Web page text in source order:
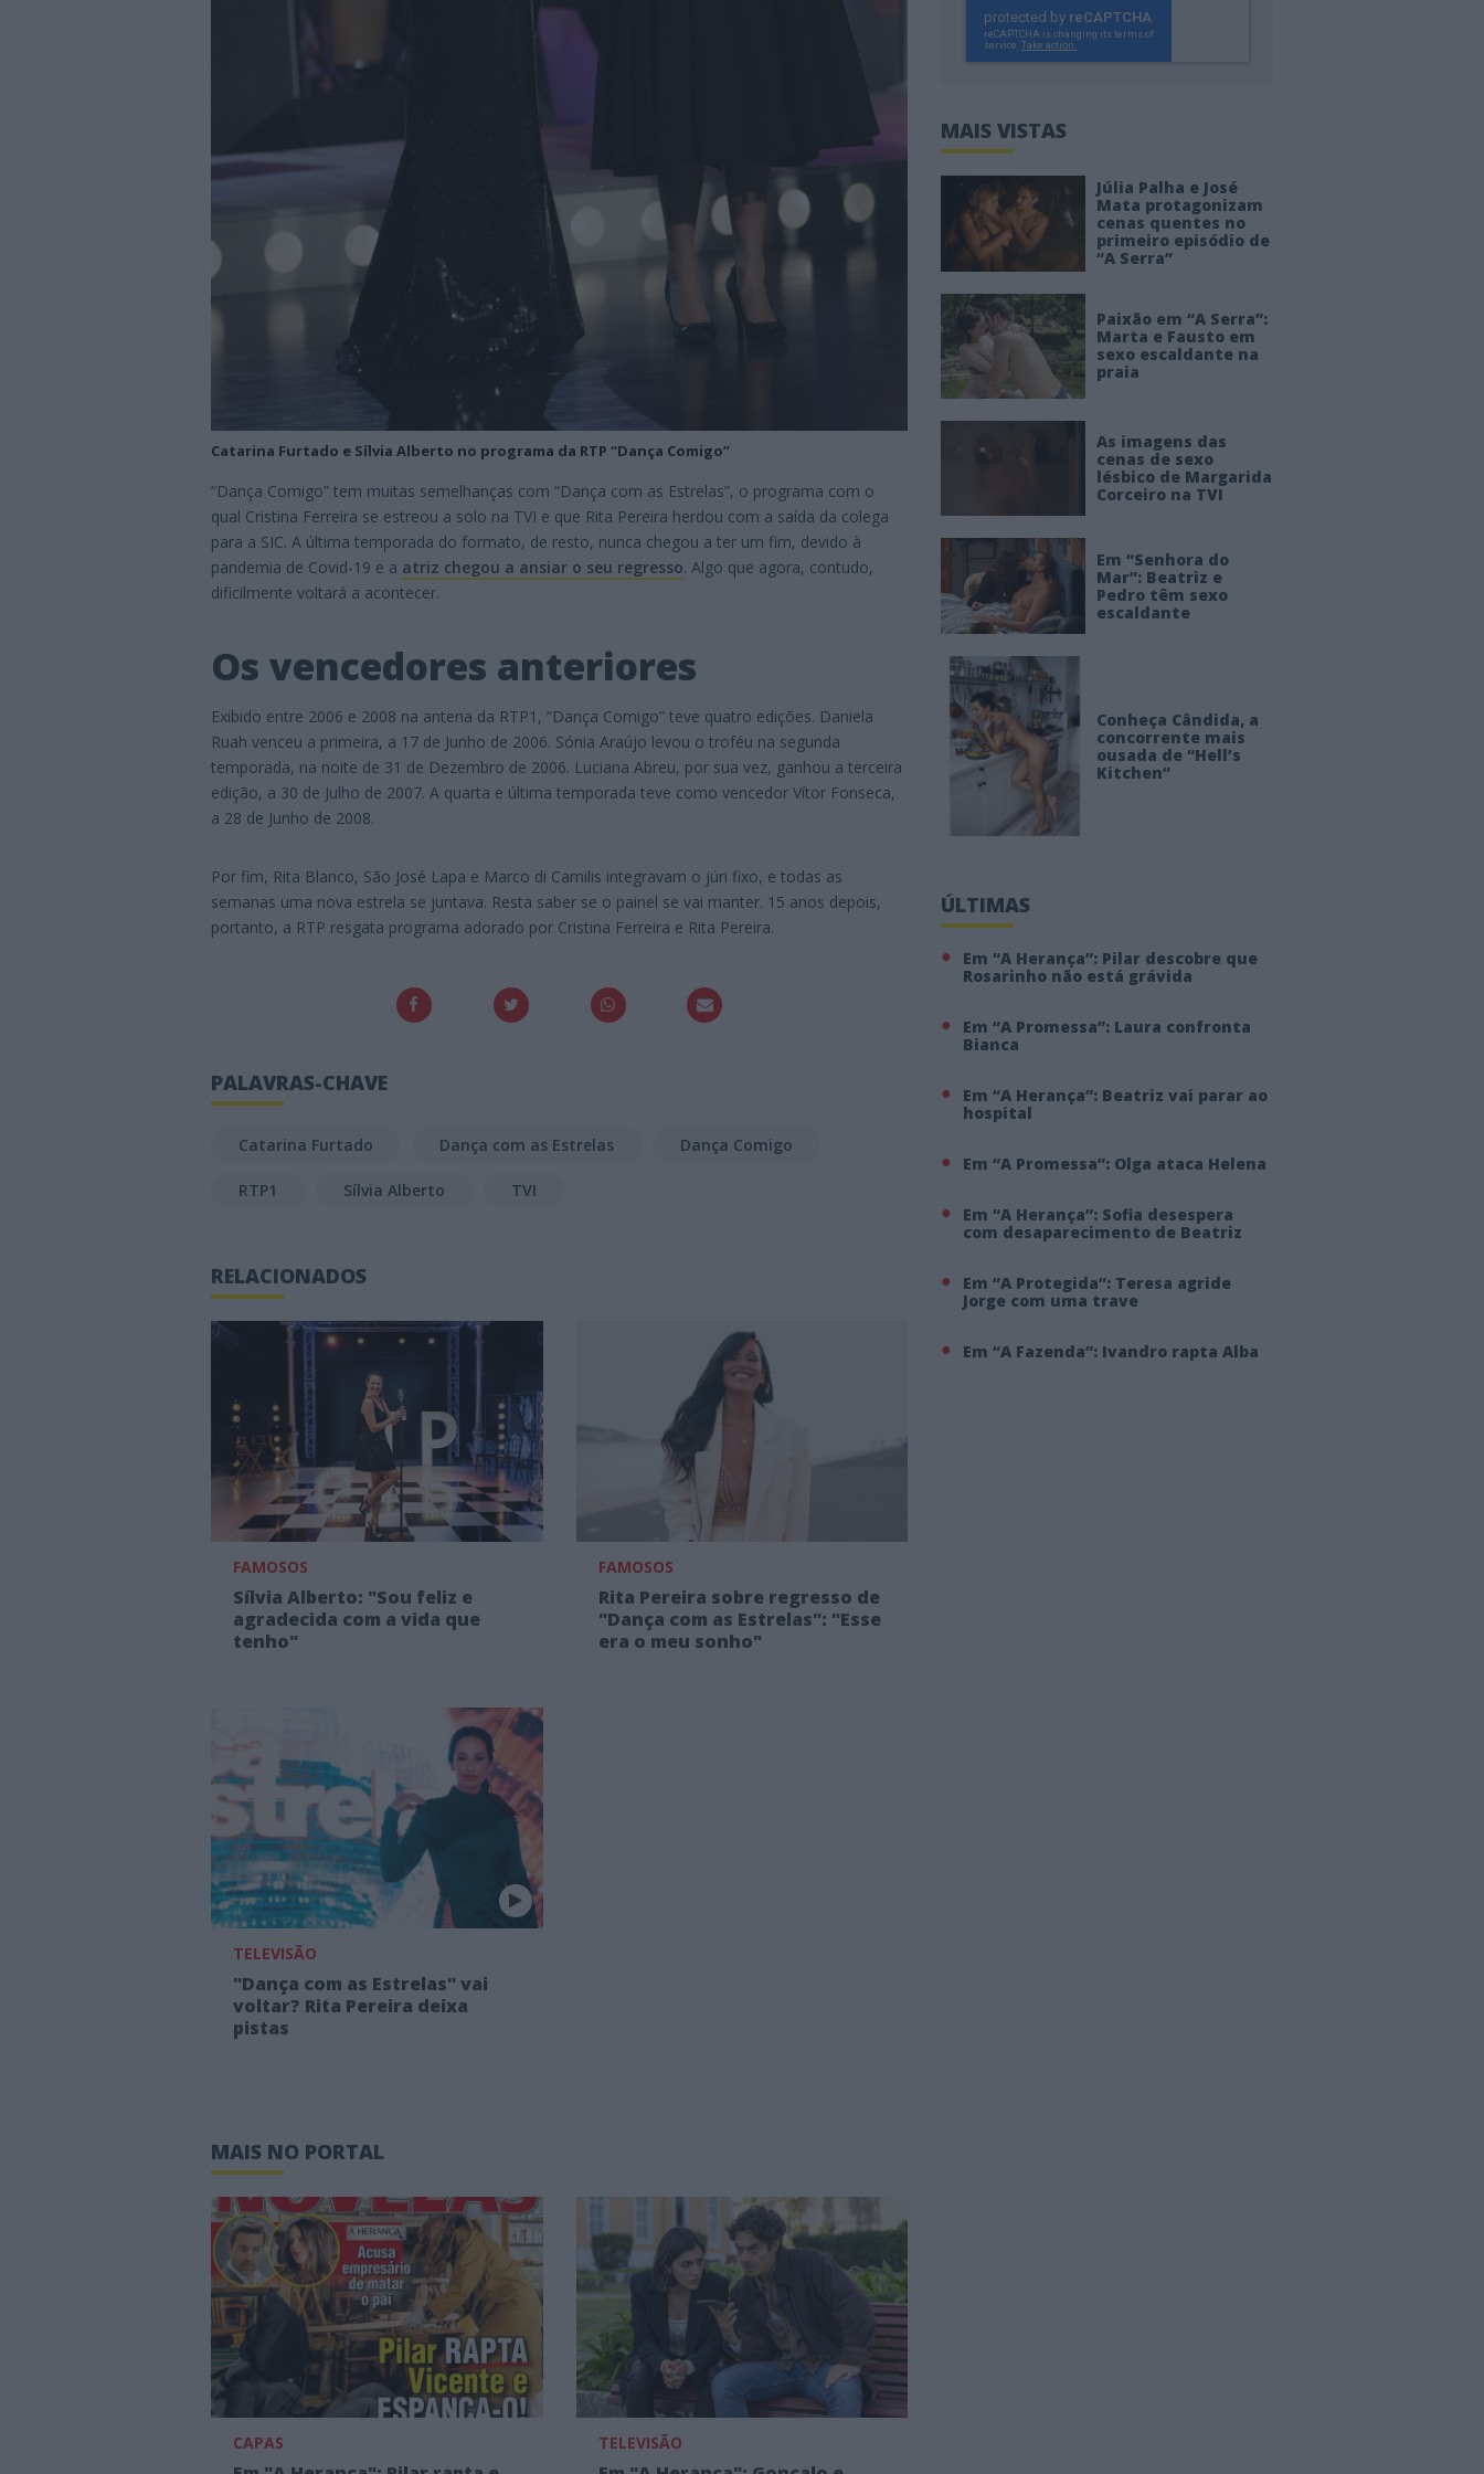
Catarina Furtado e Sílvia Alberto no programa da RTP “Dança Comigo”
“Dança Comigo” tem muitas semelhanças com “Dança com as Estrelas”, o programa com o
qual Cristina Ferreira se estreou a solo na TVI e que Rita Pereira herdou com a saída da colega
para a SIC. A última temporada do formato, de resto, nunca chegou a ter um fim, devido à
pandemia de Covid-19 e a atriz chegou a ansiar o seu regresso. Algo que agora, contudo,
dificilmente voltará a acontecer.
Os vencedores anteriores
Exibido entre 2006 e 2008 na antena da RTP1, “Dança Comigo” teve quatro edições. Daniela
Ruah venceu a primeira, a 17 de Junho de 2006. Sónia Araújo levou o troféu na segunda
temporada, na noite de 31 de Dezembro de 2006. Luciana Abreu, por sua vez, ganhou a terceira
edição, a 30 de Julho de 2007. A quarta e última temporada teve como vencedor Vítor Fonseca,
a 28 de Junho de 2008.
Por fim, Rita Blanco, São José Lapa e Marco di Camilis integravam o júri fixo, e todas as
semanas uma nova estrela se juntava. Resta saber se o painel se vai manter. 15 anos depois,
portanto, a RTP resgata programa adorado por Cristina Ferreira e Rita Pereira.
PALAVRAS-CHAVE
Catarina Furtado Dança com as Estrelas Dança Comigo
RTP1 Sílvia Alberto TVI
RELACIONADOS
FAMOSOS
Sílvia Alberto: "Sou feliz e
agradecida com a vida que
tenho"
FAMOSOS
Rita Pereira sobre regresso de
"Dança com as Estrelas": "Esse
era o meu sonho"
TELEVISÃO
"Dança com as Estrelas" vai
voltar? Rita Pereira deixa
pistas
MAIS NO PORTAL
CAPAS TELEVISÃO
MAIS VISTAS
Júlia Palha e José
Mata protagonizam
cenas quentes no
primeiro episódio de
“A Serra”
Paixão em “A Serra”:
Marta e Fausto em
sexo escaldante na
praia
As imagens das
cenas de sexo
lésbico de Margarida
Corceiro na TVI
Em “Senhora do
Mar”: Beatriz e
Pedro têm sexo
escaldante
Conheça Cândida, a
concorrente mais
ousada de “Hell’s
Kitchen”
ÚLTIMAS
Em “A Herança”: Pilar descobre que
Rosarinho não está grávida
Em “A Promessa”: Laura confronta
Bianca
Em “A Herança”: Beatriz vai parar ao
hospital
Em “A Promessa”: Olga ataca Helena
Em “A Herança”: Sofia desespera
com desaparecimento de Beatriz
Em “A Protegida”: Teresa agride
Jorge com uma trave
Em “A Fazenda”: Ivandro rapta Alba